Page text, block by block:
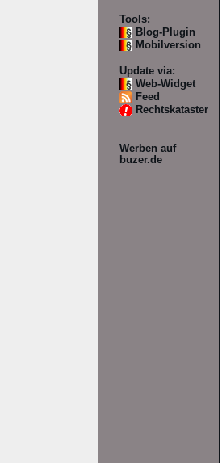
Tools:
Blog-Plugin
Mobilversion
Update via:
Web-Widget
Feed
Rechtskataster
Werben auf
buzer.de